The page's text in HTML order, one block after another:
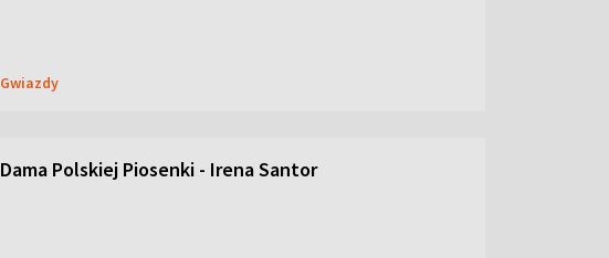
Gwiazdy
Dama Polskiej Piosenki - Irena Santor